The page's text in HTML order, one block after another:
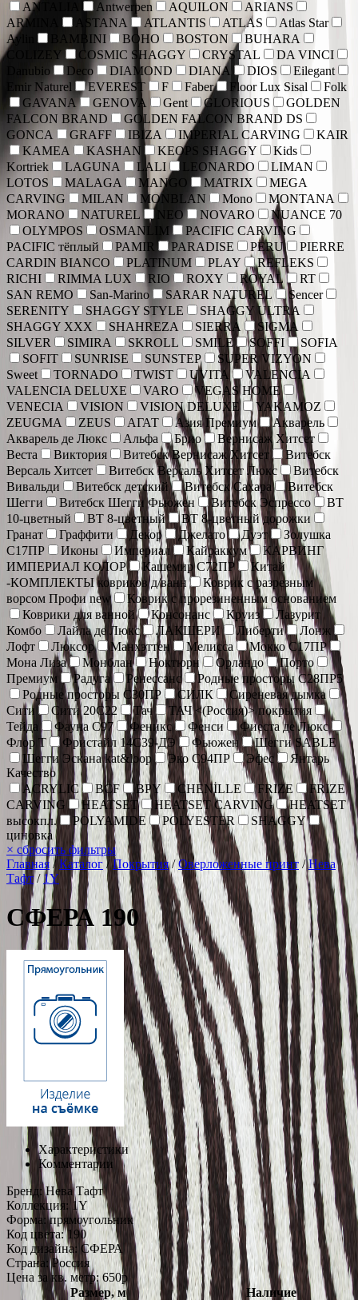
ANTALIA Antwerpen AQUILON
ARIANS
ARMINA
ASTANA ATLANTIS ATLAS
Atlas Star
Aylin
BAMBINI BOHO BOSTON
BUHARA
COLIZEY
COSMIC SHAGGY CRYSTAL
DA VINCI
Danubio
Deco DIAMOND DIANA DIOS
Eilegant
Emir Naturel
EVEREST F Faber Floor Lux Sisal
Folk
GAVANA
GENOVA Gent GLORIOUS
GOLDEN
FALCON BRAND
GOLDEN FALCON BRAND DS
GONCA
GRAFF IBIZA IMPERIAL CARVING
KAIR
KAMEA
KASHAN KEOPS SHAGGY
Kids
Kortriek
LAGUNA LALI LEONARDO
LIMAN
LOTOS
MALAGA MANGO MATRIX
MEGA
CARVING
MILAN MONBLAN Mono
MONTANA
MORANO
NATUREL NEO NOVARO
NUANCE 70
OLYMPOS
OSMANLIM
PACIFIC CARVING
PACIFIC тёплый
PAMIR PARADISE PERU
PIERRE
CARDIN BIANCO
PLATINUM PLAY
REFLEKS
RICHI
RIMMA LUX RIO ROXY ROYAL
RT
SAN REMO
San-Marino SARAR NATUREL
Sencer
SERENITY
SHAGGY STYLE
SHAGGY ULTRA
SHAGGY XXX
SHAHREZA SIERRA
SIGMA
SILVER
SIMIRA SKROLL SMILE SOFFI
SOFIA
SOFIT
SUNRISE SUNSTEP
SUPER VIZYON
Sweet
TORNADO TWIST UVITA
VALENCIA
VALENCIA DELUXE
VARO
VEGAS HOME
VENECIA
VISION VISION DELUXE
YAKAMOZ
ZEUGMA
ZEUS АГАТ Азия Премиум
Акварель
Акварель де Люкс
Альфа Брио
Вернисаж Хитсет
Веста
Виктория Витебск Вернисаж Хитсет
Витебск
Версаль Хитсет
Витебск Версаль Хитсет Люкс
Витебск
Вивальди
Витебск детский Витебск Сахара
Витебск
Шегги
Витебск Шегги Фьюжен Витебск Эспрессо
ВТ
10-цветный
ВТ 8-цветный
ВТ 8-цветный дорожки
Гранат
Граффити Декор Джелато Дуэт
Золушка
С17ПР
Иконы Империал Кайраккум
КАРВИНГ
ИМПЕРИАЛ КОЛОР
Кашемир С72ПР
Китай
-КОМПЛЕКТЫ ковриков д/ванн
Коврик c разрезным
ворсом Профи new
Коврик с прорезиненным основанием
Коврики для ванной
Консонанс Круиз
Лазурит
Комбо
Лайла де Люкс ЛАКШЕРИ Либерти
Лонж
Лофт
Люксор Манхэттен Мелисса
Мокко С17ПР
Мона Лиза
Монблан Ноктюрн Орландо
Порто
Премиум
Радуга Ренессанс
Родные просторы С28ПР5
Родные просторы С30ПР
СИЛК
Сиреневая дымка
Сити
Сити 20С22 Тач
ТАЧ <(Россия)> покрытия
Тейда
Фауна С97 Феникс Фенси
Фиеста де Люкс
Флор Т
Фристайл 14С39-ДЭ Фьюжен
Шегги SABLE
Шегги Эскана kat&loop
Эко С94ПР Эфес
Янтарь
Качество
ACRYLIC
BCF BPY CHENİLLE FRIZE
FRIZE
CARVING
HEATSET HEATSET CARVING
HEATSET
высокпл.
POLYAMIDE POLYESTER
SHAGGY
циновка
× сбросить фильтры
Главная /Каталог/Покрытия/Оверложенные принт /Нева
Тафт/ 1Y
СФЕРА 190
Характеристики
Комментарии
Бренд:Нева Тафт
Коллекция: 1Y
Форма:прямоугольник
Код цвета:190
Код дизайна: СФЕРА
Страна:Россия
Цена за кв. метр: 650p
Размер, м
Наличие